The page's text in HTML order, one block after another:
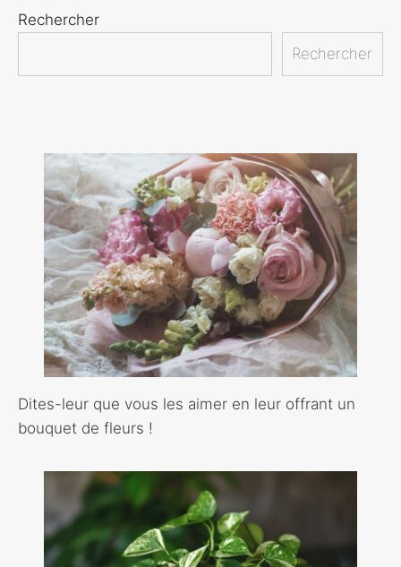
Rechercher
Rechercher
Dites-leur que vous les aimer en leur offrant un
bouquet de fleurs !